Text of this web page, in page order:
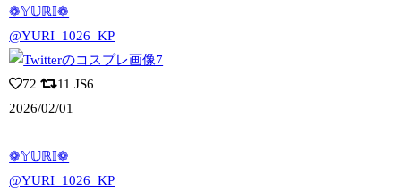
❁𝕐𝕌ℝ𝕀❁
@YURI_1026_KP
72 11 JS6
2026/02/01
❁𝕐𝕌ℝ𝕀❁
@YURI_1026_KP